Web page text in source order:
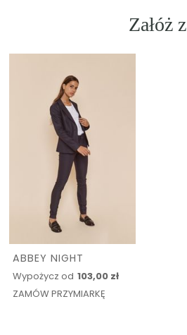
Załóż z
ABBEY NIGHT
Wypożycz od 103,00 zł
ZAMÓW PRZYMIARKĘ